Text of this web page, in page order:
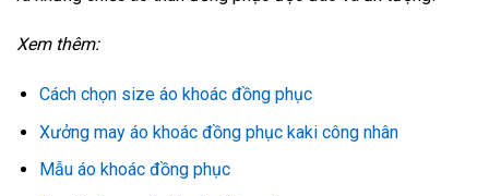
Xem thêm:
Cách chọn size áo khoác đồng phục
Xưởng may áo khoác đồng phục kaki công nhân
Mẫu áo khoác đồng phục